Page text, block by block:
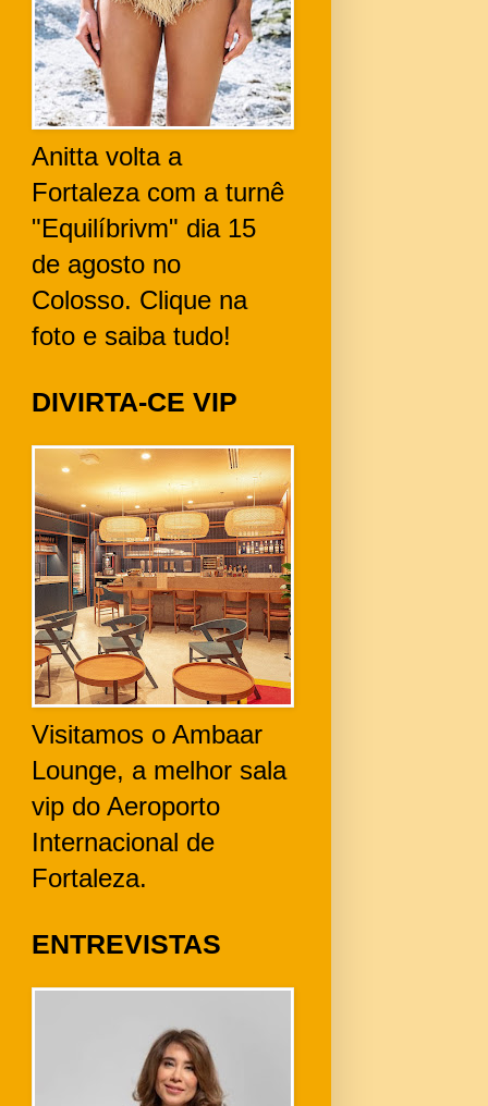
Anitta volta a
Fortaleza com a turnê
"Equilíbrivm" dia 15
de agosto no
Colosso. Clique na
foto e saiba tudo!
DIVIRTA-CE VIP
Visitamos o Ambaar
Lounge, a melhor sala
vip do Aeroporto
Internacional de
Fortaleza.
ENTREVISTAS